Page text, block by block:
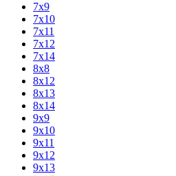
7х9
7х10
7х11
7х12
7х14
8х8
8х12
8х13
8х14
9х9
9х10
9х11
9х12
9х13